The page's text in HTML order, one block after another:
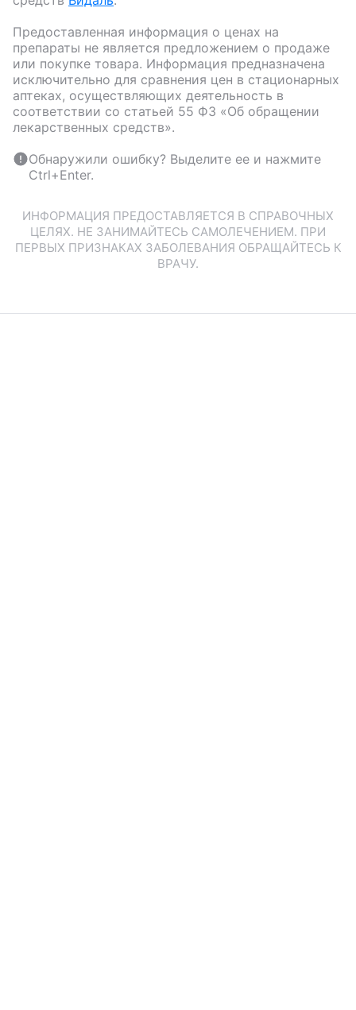
Предоставленная информация о ценах на
препараты не является предложением о продаже
или покупке товара. Информация предназначена
исключительно для сравнения цен в стационарных
аптеках, осуществляющих деятельность в
соответствии со статьей 55 ФЗ «Об обращении
лекарственных средств».
Обнаружили ошибку? Выделите ее и нажмите
Ctrl+Enter.
ИНФОРМАЦИЯ ПРЕДОСТАВЛЯЕТСЯ В СПРАВОЧНЫХ
ЦЕЛЯХ. НЕ ЗАНИМАЙТЕСЬ САМОЛЕЧЕНИЕМ. ПРИ
ПЕРВЫХ ПРИЗНАКАХ ЗАБОЛЕВАНИЯ ОБРАЩАЙТЕСЬ К
ВРАЧУ.